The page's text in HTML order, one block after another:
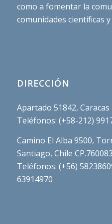
como a fomentar la
comunidades científicas
DIRECCIÓN
Apartado 51842,
Teléfonos: (+58-212)
Camino El Alba 9500,
Santiago, Chile
Teléfonos: (+56)
63914970